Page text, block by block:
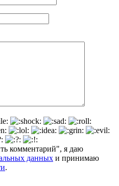
комментарий", я даю
данных и принимаю
.